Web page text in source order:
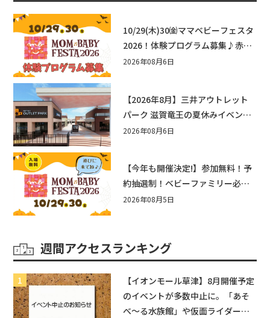
10/29(木)30㈮ママベビーフェスタ
2026！体験プログラム募集♪赤ち
ゃん向けイベントに出演しません
2026年08月6日
【2026年8月】三井アウトレット
パーク 滋賀竜王の夏休みイベント
まとめ！びしょぬれ水あそび・激
2026年08月6日
【今年も開催決定!】参加無料！予
約抽選制！ベビーファミリー必見
☆入場無料☆10/29(木)30(金)ママ
2026年08月5日
週間アクセスランキング
【イオンモール草津】8月開催予定
のイベントが多数中止に。「あそ
べ〜る水族館」や仮面ライダーシ